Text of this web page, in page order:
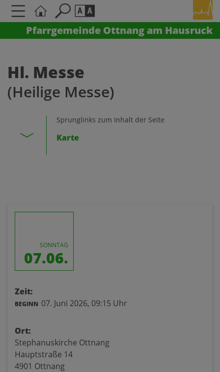
Pfarrgemeinde Ottnang am Hausruck
Schriftgröße
A A A
Kontrasteinstellungen
A
Hl. Messe
(Heilige Messe)
Sprunglinks zum Inhalt der Seite
Karte
SONNTAG
07.06.
Zeit:
BEGINN 07. Juni 2026, 09:15 Uhr
Ort:
Stephanuskirche Ottnang
Hauptstraße 14
4901 Ottnang